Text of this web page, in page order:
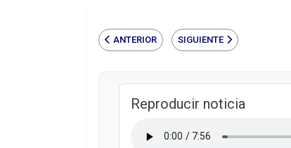
ANTERIOR SIGUIENTE
Reproducir noticia